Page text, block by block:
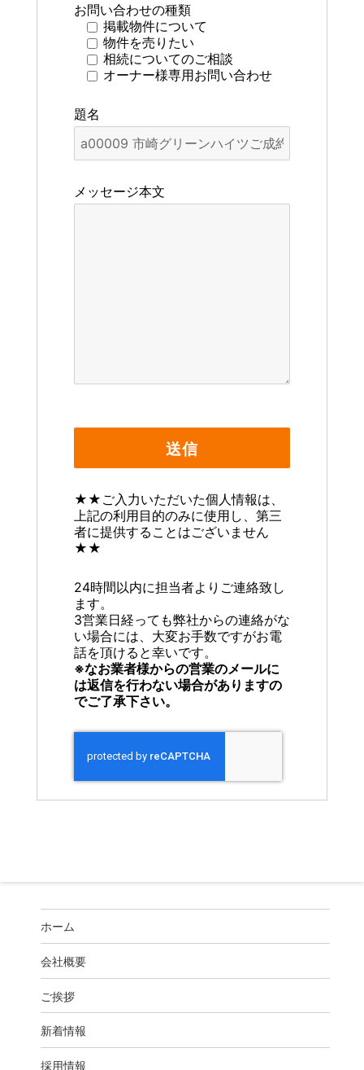
お問い合わせの種類
掲載物件について
物件を売りたい
相続についてのご相談
オーナー様専用お問い合わせ
題名
メッセージ本文
★★ご入力いただいた個人情報は、
上記の利用目的のみに使用し、第三
者に提供することはございません
★★
24時間以内に担当者よりご連絡致し
ます。
3営業日経っても弊社からの連絡がな
い場合には、大変お手数ですがお電
話を頂けると幸いです。
※なお業者様からの営業のメールに
は返信を行わない場合がありますの
でご了承下さい。
ホーム
会社概要
ご挨拶
新着情報
採用情報